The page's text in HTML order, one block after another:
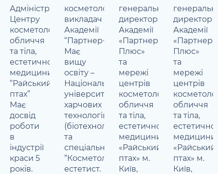
Адміністратор
Центру
косметології
обличчя
та тіла,
естетичної
медицини
“Райський
птах”
Має
досвід
роботи
в
індустрії
краси 5
років.
косметолог,
викладач
Академії
“Партнер+”
Має
вищу
освіту –
Національний
університет
харчових
технологій
(біотехнолог)
та
спеціальне
“Косметолог-
естетист.
генеральний
директор
Академії
«Партнер
Плюс»
та
мережі
центрів
косметології
обличчя
та тіла,
естетичної
медицини
«Райський
птах» м.
Київ,
директор
Академії
«Партнер
Плюс»
та
мережі
центрів
обличчя
та тіла,
естетичної
медицини
«Райський
птах» м.
Київ,